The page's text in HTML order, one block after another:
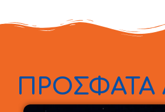
ΠΡΟΣΦΑΤΑ